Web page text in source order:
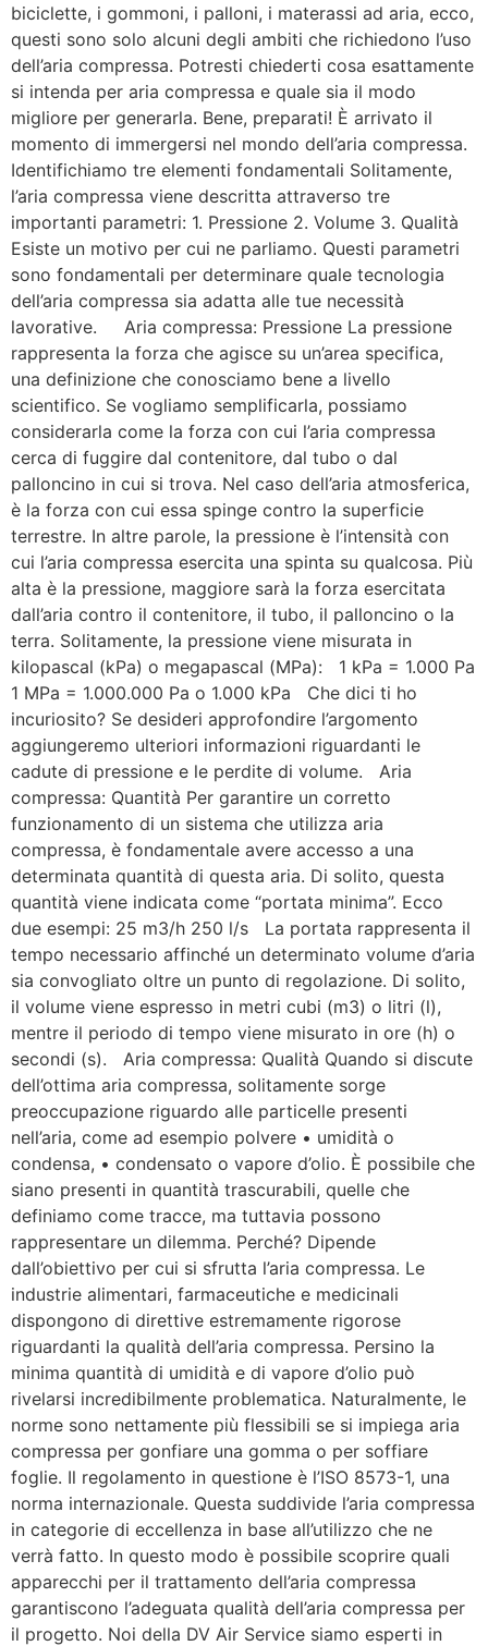
biciclette, i gommoni, i palloni, i materassi ad aria, ecco,
questi sono solo alcuni degli ambiti che richiedono l’uso
dell’aria compressa. Potresti chiederti cosa esattamente
si intenda per aria compressa e quale sia il modo
migliore per generarla. Bene, preparati! È arrivato il
momento di immergersi nel mondo dell’aria compressa.
Identifichiamo tre elementi fondamentali Solitamente,
l’aria compressa viene descritta attraverso tre
importanti parametri: 1. Pressione 2. Volume 3. Qualità
Esiste un motivo per cui ne parliamo. Questi parametri
sono fondamentali per determinare quale tecnologia
dell’aria compressa sia adatta alle tue necessità
lavorative. Aria compressa: Pressione La pressione
rappresenta la forza che agisce su un’area specifica,
una definizione che conosciamo bene a livello
scientifico. Se vogliamo semplificarla, possiamo
considerarla come la forza con cui l’aria compressa
cerca di fuggire dal contenitore, dal tubo o dal
palloncino in cui si trova. Nel caso dell’aria atmosferica,
è la forza con cui essa spinge contro la superficie
terrestre. In altre parole, la pressione è l’intensità con
cui l’aria compressa esercita una spinta su qualcosa. Più
alta è la pressione, maggiore sarà la forza esercitata
dall’aria contro il contenitore, il tubo, il palloncino o la
terra. Solitamente, la pressione viene misurata in
kilopascal (kPa) o megapascal (MPa): 1 kPa = 1.000 Pa
1 MPa = 1.000.000 Pa o 1.000 kPa Che dici ti ho
incuriosito? Se desideri approfondire l’argomento
aggiungeremo ulteriori informazioni riguardanti le
cadute di pressione e le perdite di volume. Aria
compressa: Quantità Per garantire un corretto
funzionamento di un sistema che utilizza aria
compressa, è fondamentale avere accesso a una
determinata quantità di questa aria. Di solito, questa
quantità viene indicata come “portata minima”. Ecco
due esempi: 25 m3/h 250 l/s La portata rappresenta il
tempo necessario affinché un determinato volume d’aria
sia convogliato oltre un punto di regolazione. Di solito,
il volume viene espresso in metri cubi (m3) o litri (l),
mentre il periodo di tempo viene misurato in ore (h) o
secondi (s). Aria compressa: Qualità Quando si discute
dell’ottima aria compressa, solitamente sorge
preoccupazione riguardo alle particelle presenti
nell’aria, come ad esempio polvere • umidità o
condensa, • condensato o vapore d’olio. È possibile che
siano presenti in quantità trascurabili, quelle che
definiamo come tracce, ma tuttavia possono
rappresentare un dilemma. Perché? Dipende
dall’obiettivo per cui si sfrutta l’aria compressa. Le
industrie alimentari, farmaceutiche e medicinali
dispongono di direttive estremamente rigorose
riguardanti la qualità dell’aria compressa. Persino la
minima quantità di umidità e di vapore d’olio può
rivelarsi incredibilmente problematica. Naturalmente, le
norme sono nettamente più flessibili se si impiega aria
compressa per gonfiare una gomma o per soffiare
foglie. Il regolamento in questione è l’ISO 8573-1, una
norma internazionale. Questa suddivide l’aria compressa
in categorie di eccellenza in base all’utilizzo che ne
verrà fatto. In questo modo è possibile scoprire quali
apparecchi per il trattamento dell’aria compressa
garantiscono l’adeguata qualità dell’aria compressa per
il progetto. Noi della DV Air Service siamo esperti in